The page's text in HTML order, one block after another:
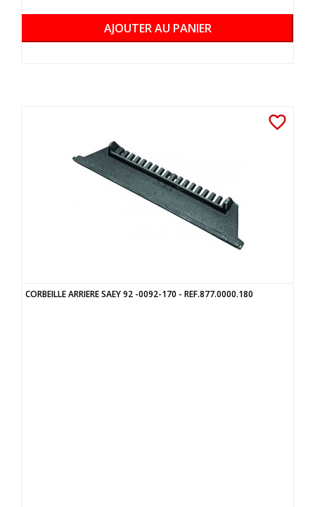
AJOUTER AU PANIER
CORBEILLE ARRIERE SAEY 92 -0092-170 - REF.877.0000.180
favorite_border